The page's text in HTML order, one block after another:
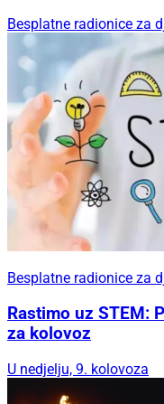
Besplatne radionice za
Besplatne radionice za
Rastimo uz STEM:
za kolovoz
U nedjelju, 9. kolovoza